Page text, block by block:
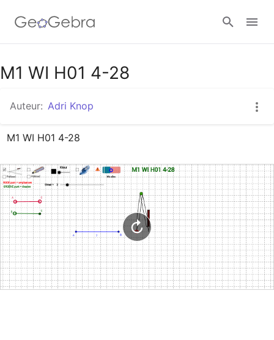
Google Classroom
GeoGebra Klaslokaal
M1 WI H01 4-28
Auteur: Adri Knop
M1 WI H01 4-28